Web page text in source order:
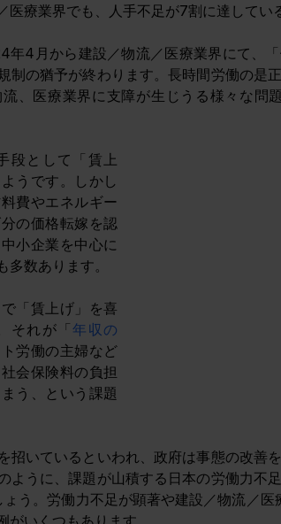
医療業界でも、人手不足が7割に達してい
年4月から建設／物流／医療業界にて、
制の猶予が終わります。長時間労働の是
、医療業界に支障が生じうる様々な問
段として「賃上
うです。しかし
費やエネルギー
の価格転嫁を認
小企業を中心に
多数あります。
「賃上げ」を喜
それが「年収の
労働の主婦など
会保険料の負担
う、という課題
招いているといわれ、政府は事態の改善
ように、課題が山積する日本の労働力不
う。労働力不足が顕著や建設／物流／医
いくつもあります。